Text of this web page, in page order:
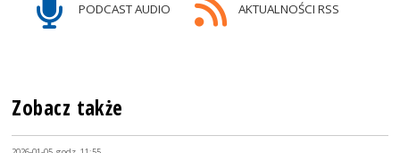
PODCAST AUDIO AKTUALNOŚCI RSS
Zobacz także